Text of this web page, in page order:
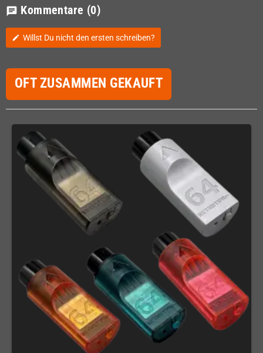
chat Kommentare (0)
edit Willst Du nicht den ersten schreiben?
OFT ZUSAMMEN GEKAUFT